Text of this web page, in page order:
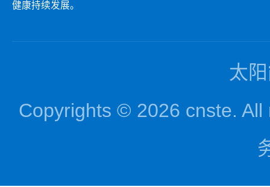
健康持续发展。
太
Copyrights © 2026 cnste. All